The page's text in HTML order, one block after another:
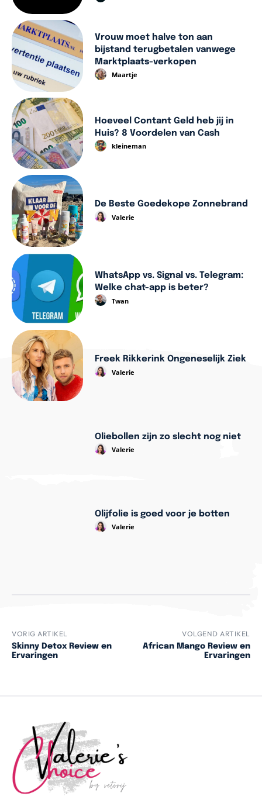
Vrouw moet halve ton aan
bijstand terugbetalen vanwege
Marktplaats-verkopen
Maartje
Hoeveel Contant Geld heb jij in
Huis? 8 Voordelen van Cash
kleineman
De Beste Goedekope Zonnebrand
Valerie
WhatsApp vs. Signal vs. Telegram:
Welke chat-app is beter?
Twan
Freek Rikkerink Ongeneselijk Ziek
Valerie
Oliebollen zijn zo slecht nog niet
Valerie
Olijfolie is goed voor je botten
Valerie
VORIG ARTIKEL
Skinny Detox Review en
Ervaringen
VOLGEND ARTIKEL
African Mango Review en
Ervaringen